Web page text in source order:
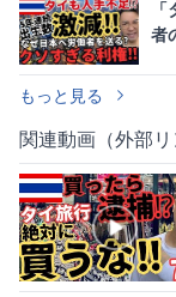
者
もっと見る
関連動画（外部リ